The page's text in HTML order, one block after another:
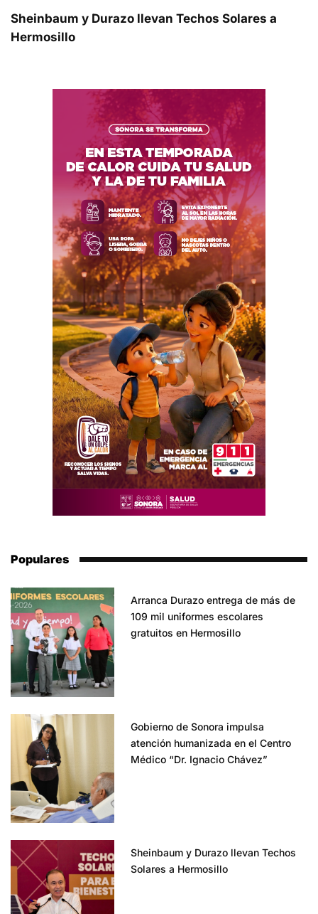
Sheinbaum y Durazo llevan Techos Solares a
Hermosillo
Populares
Arranca Durazo entrega de más de
109 mil uniformes escolares
gratuitos en Hermosillo
Gobierno de Sonora impulsa
atención humanizada en el Centro
Médico “Dr. Ignacio Chávez”
Sheinbaum y Durazo llevan Techos
Solares a Hermosillo